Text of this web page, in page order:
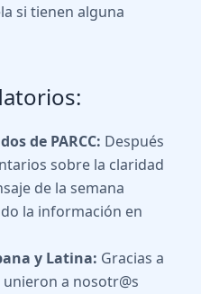
si tienen alguna
de PARCC: Después
sobre la claridad
de la semana
la información en
y Latina: Gracias a
a nosotr@s